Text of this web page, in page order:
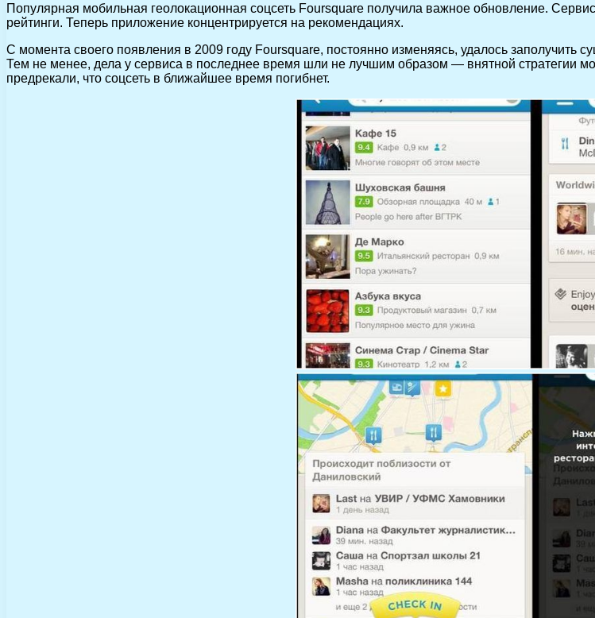
Популярная мобильная геолокационная соцсеть Foursquare получила важное обновление.
рейтинги. Теперь приложение концентрируется на рекомендациях.
С момента своего появления в 2009 году Foursquare, постоянно изменяясь, удалось заполучить
Тем не менее, дела у сервиса в последнее время шли не лучшим образом — внятной стратегии
предрекали, что соцсеть в ближайшее время погибнет.